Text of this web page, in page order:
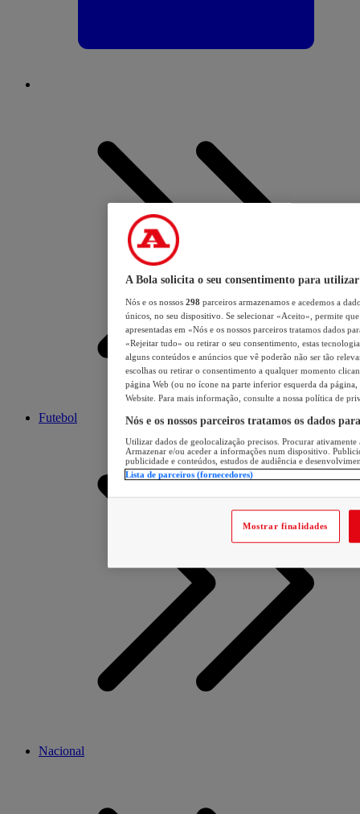
Futebol
Nacional
A Bola solicita o seu consentimento para utilizar
Nós e os nossos 298 parceiros armazenamos e acedemos a
únicos, no seu dispositivo. Se selecionar «Aceito», permite
apresentadas em «Nós e os nossos parceiros tratamos dados
«Rejeitar tudo» ou retirar o seu consentimento, estas
alguns conteúdos e anúncios que vê poderão não ser tão
escolhas ou retirar o consentimento a qualquer momento
página Web (ou no ícone na parte inferior esquerda da página,
Website. Para mais informação, consulte a nossa política de
Nós e os nossos parceiros tratamos os dados
Utilizar dados de geolocalização precisos. Procurar
Armazenar e/ou aceder a informações num dispositivo.
publicidade e conteúdos, estudos de audiência e
Lista de parceiros (fornecedores)
Mostrar finalidades